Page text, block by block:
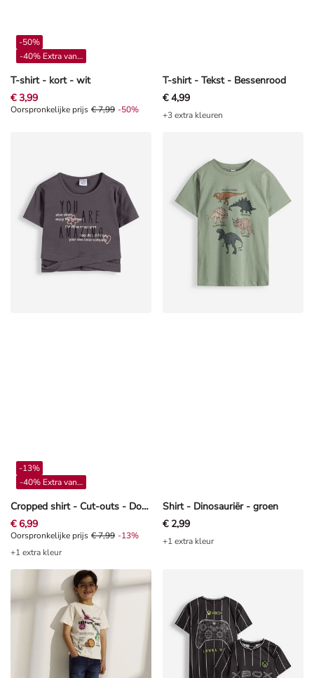
T-shirt - kort - wit
-50%
-40% Extra vanaf 4**
€ 3,99
Oorspronkelijke prijs € 7,99, Korting -50%
Oorspronkelijke prijs € 7,99 -50%
T-shirt - Tekst - Bessenrood
€ 4,99
+3 extra kleuren
Cropped shirt - Cut-outs - Donkergrijs
-13%
-40% Extra vanaf 4**
€ 6,99
Oorspronkelijke prijs € 7,99, Korting -13%
Oorspronkelijke prijs € 7,99 -13%
+1 extra kleur
Shirt - Dinosauriër - groen
€ 2,99
+1 extra kleur